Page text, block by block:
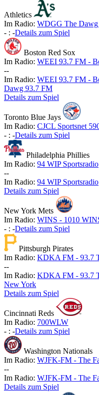
Athletics
Im Radio: WDGG The
- : -Details zum Spiel
Boston Red Sox
Im Radio: WEEI 93.7 FM -
--
Im Radio: WEEI 93.7 FM -
Dawg 93.7 FM
Details zum Spiel
Toronto Blue Jays
Im Radio: CJCL Sportsnet
- : -Details zum Spiel
Philadelphia Phillies
Im Radio: 94 WIP Sportsradio
--
Im Radio: 94 WIP Sportsradio
Details zum Spiel
New York Mets
Im Radio: WINS - 1010
- : -Details zum Spiel
Pittsburgh Pirates
Im Radio: KDKA FM - 93.7
--
Im Radio: KDKA FM - 93.7
New York
Details zum Spiel
Cincinnati Reds
Im Radio: 700WLW
- : -Details zum Spiel
Washington Nationals
Im Radio: WJFK-FM - The
--
Im Radio: WJFK-FM - The
Details zum Spiel